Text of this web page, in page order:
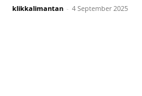
klikkalimantan - 4 September 2025